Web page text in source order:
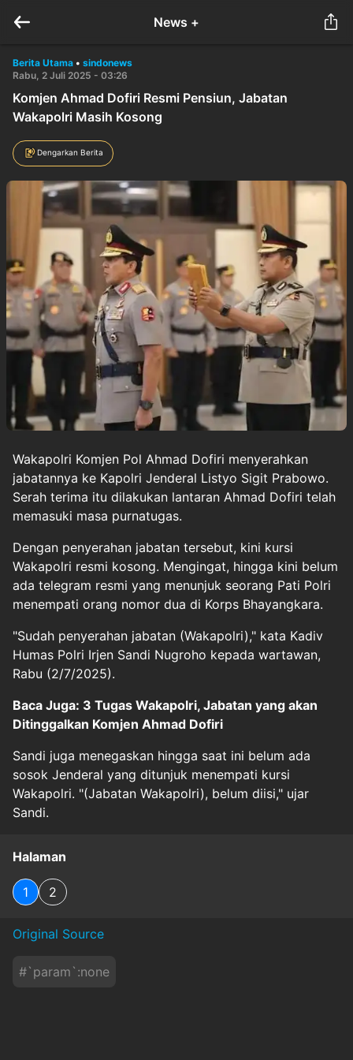
News +
Berita Utama • sindonews
Rabu, 2 Juli 2025 - 03:26
Komjen Ahmad Dofiri Resmi Pensiun, Jabatan
Wakapolri Masih Kosong
Dengarkan Berita
Wakapolri Komjen Pol Ahmad Dofiri menyerahkan
jabatannya ke Kapolri Jenderal Listyo Sigit Prabowo.
Serah terima itu dilakukan lantaran Ahmad Dofiri telah
memasuki masa purnatugas.
Dengan penyerahan jabatan tersebut, kini kursi
Wakapolri resmi kosong. Mengingat, hingga kini belum
ada telegram resmi yang menunjuk seorang Pati Polri
menempati orang nomor dua di Korps Bhayangkara.
"Sudah penyerahan jabatan (Wakapolri)," kata Kadiv
Humas Polri Irjen Sandi Nugroho kepada wartawan,
Rabu (2/7/2025).
Baca Juga: 3 Tugas Wakapolri, Jabatan yang akan
Ditinggalkan Komjen Ahmad Dofiri
Sandi juga menegaskan hingga saat ini belum ada
sosok Jenderal yang ditunjuk menempati kursi
Wakapolri. "(Jabatan Wakapolri), belum diisi," ujar
Sandi.
Halaman
1 2
Original Source
#`param`:none